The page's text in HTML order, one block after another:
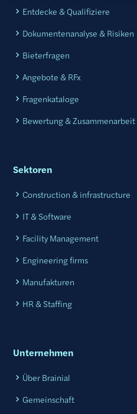
Entdecke & Qualifiziere
Dokumentenanalyse & Risiken
Bieterfragen
Angebote & RFx
Fragenkataloge
Bewertung & Zusammenarbeit
Sektoren
Construction & infrastructure
IT & Software
Facility Management
Engineering firms
Manufakturen
HR & Staffing
Unternehmen
Über Brainial
Gemeinschaft